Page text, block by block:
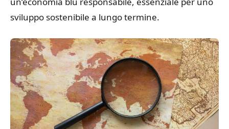
sviluppo sostenibile a lungo termine.